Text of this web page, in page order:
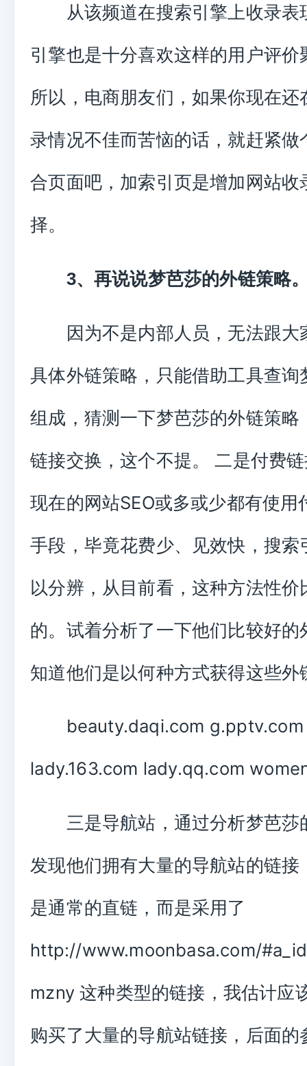
从该频道在搜索引擎上收录表
引擎也是十分喜欢这样的用户评价
所以，电商朋友们，如果你现在还
录情况不佳而苦恼的话，就赶紧做
合页面吧，加索引页是增加网站收
择。
3、再说说梦芭莎的外链策略
因为不是内部人员，无法跟大
具体外链策略，只能借助工具查询
组成，猜测一下梦芭莎的外链策略
链接交换，这个不提。 二是付费
现在的网站SEO或多或少都有使用
手段，毕竟花费少、见效快，搜索
以分辨，从目前看，这种方法性价
的。试着分析了一下他们比较好的
知道他们是以何种方式获得这些外
beauty.daqi.com g.pptv.com
lady.163.com lady.qq.com
三是导航站，通过分析梦芭莎
发现他们拥有大量的导航站的链接
是通常的直链，而是采用了
http://www.moonbasa.com/
mzny 这种类型的链接，我估计应
购买了大量的导航站链接，后面的